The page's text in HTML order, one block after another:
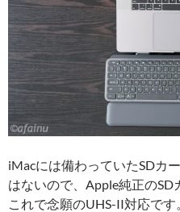
iMacには備わっていたSDカ
はないので、Apple純正のSD
これで念願のUHS-II対応で